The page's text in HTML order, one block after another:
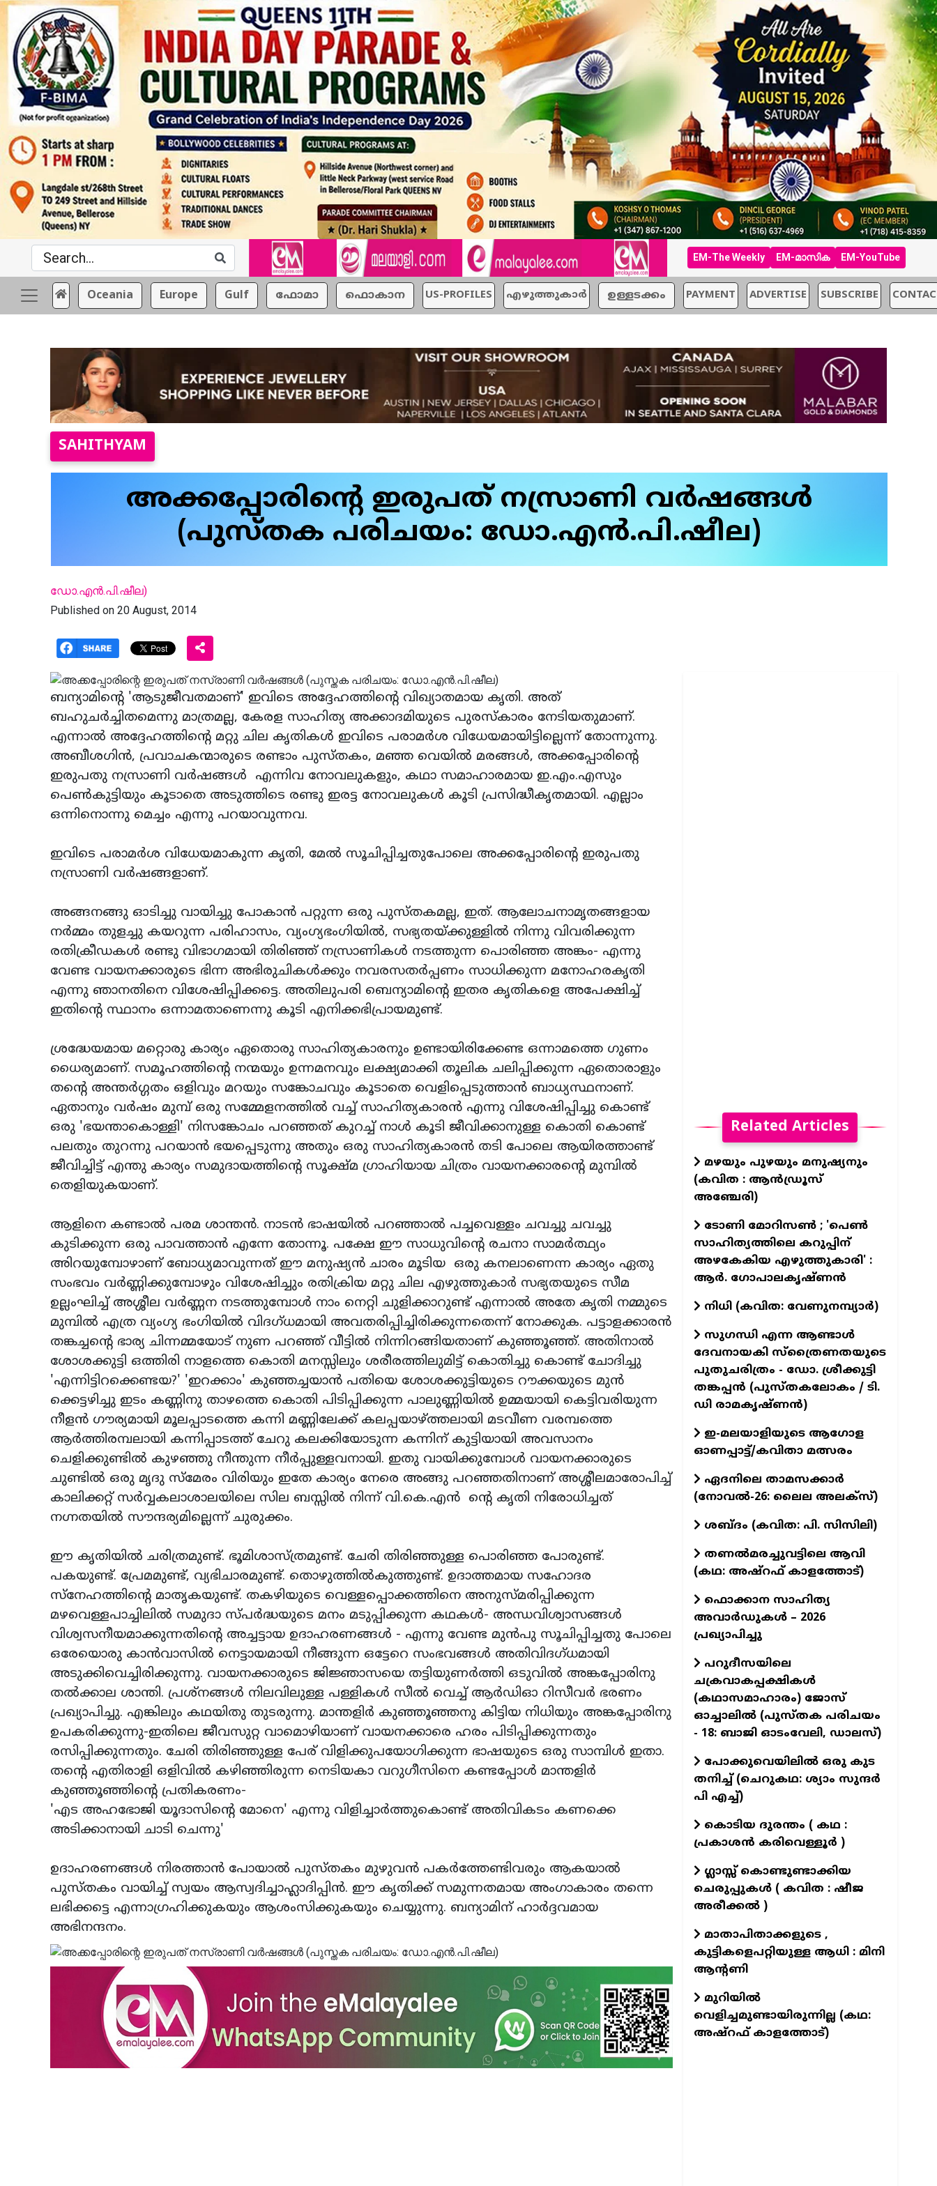
EM-The Weekly EM-മാസിക EM-YouTube
Oceania Europe Gulf ഫോമാ ഫൊകാന US-PROFILES എഴുത്തുകാര്‍ ഉള്ളടക്കം PAYMENT ADVERTISE SUBSCRIBE
SAHITHYAM
അക്കപ്പോരിന്റെ ഇരുപത് നസ്രാണി വര്‍ഷങ്ങള്‍
(പുസ്തക പരിചയം: ഡോ.എന്‍.പി.ഷീല)
ഡോ.എന്‍.പി.ഷീല)
Published on 20 August, 2014
ബന്യാമിന്റെ 'ആടുജീവതമാണ്' ഇവിടെ അദ്ദേഹത്തിന്റെ വിഖ്യാതമായ കൃതി. അത്
ബഹുചര്‍ച്ചിതമെന്നു മാത്രമല്ല, കേരള സാഹിത്യ അക്കാദമിയുടെ പുരസ്‌കാരം നേടിയതുമാണ്.
എന്നാല്‍ അദ്ദേഹത്തിന്റെ മറ്റു ചില കൃതികള്‍ ഇവിടെ പരാമര്‍ശ വിധേയമായിട്ടില്ലെന്ന് തോന്നുന്നു.
അബീശഗിന്‍, പ്രവാചകന്മാരുടെ രണ്ടാം പുസ്തകം, മഞ്ഞ വെയില്‍ മരങ്ങള്‍, അക്കപ്പോരിന്റെ
ഇരുപതു നസ്രാണി വര്‍ഷങ്ങള്‍ എന്നിവ നോവലുകളും, കഥാ സമാഹാരമായ ഇ.എം.എസും
പെണ്‍കുട്ടിയും കൂടാതെ അടുത്തിടെ രണ്ടു ഇരട്ട നോവലുകള്‍ കൂടി പ്രസിദ്ധീകൃതമായി. എല്ലാം
ഒന്നിനൊന്നു മെച്ചം എന്നു പറയാവുന്നവ.
ഇവിടെ പരാമര്‍ശ വിധേയമാകുന്ന കൃതി, മേല്‍ സൂചിപ്പിച്ചതുപോലെ അക്കപ്പോരിന്റെ ഇരുപതു
നസ്രാണി വര്‍ഷങ്ങളാണ്.
അങ്ങനങ്ങു ഓടിച്ചു വായിച്ചു പോകാന്‍ പറ്റുന്ന ഒരു പുസ്തകമല്ല, ഇത്. ആലോചനാമൃതങ്ങളായ
നര്‍മ്മം തുളച്ചു കയറുന്ന പരിഹാസം, വ്യംഗ്യഭംഗിയില്‍, സഭ്യതയ്ക്കുള്ളില്‍ നിന്നു വിവരിക്കുന്ന
രതിക്രീഡകള്‍ രണ്ടു വിഭാഗമായി തിരിഞ്ഞ് നസ്രാണികള്‍ നടത്തുന്ന പൊരിഞ്ഞ അങ്കം- എന്നു
വേണ്ട വായനക്കാരുടെ ഭിന്ന അഭിരുചികള്‍ക്കും നവരസതര്‍പ്പണം സാധിക്കുന്ന മനോഹരകൃതി
എന്നു ഞാനതിനെ വിശേഷിപ്പിക്കട്ടെ. അതിലുപരി ബെന്യാമിന്റെ ഇതര കൃതികളെ അപേക്ഷിച്ച്
ഇതിന്റെ സ്ഥാനം ഒന്നാമതാണെന്നു കൂടി എനിക്കഭിപ്രായമുണ്ട്.
ശ്രദ്ധേയമായ മറ്റൊരു കാര്യം ഏതൊരു സാഹിത്യകാരനും ഉണ്ടായിരിക്കേണ്ട ഒന്നാമത്തെ ഗുണം
ധൈര്യമാണ്. സമൂഹത്തിന്റെ നന്മയും ഉന്നമനവും ലക്ഷ്യമാക്കി തൂലിക ചലിപ്പിക്കുന്ന ഏതൊരാളും
തന്റെ അന്തര്‍ഗ്ഗതം ഒളിവും മറയും സങ്കോചവും കൂടാതെ വെളിപ്പെടുത്താന്‍ ബാധ്യസ്ഥനാണ്.
ഏതാനും വര്‍ഷം മുമ്പ് ഒരു സമ്മേളനത്തില്‍ വച്ച് സാഹിത്യകാരന്‍ എന്നു വിശേഷിപ്പിച്ചു കൊണ്ട്
ഒരു 'ഭയന്താകൊള്ളി' നിസങ്കോചം പറഞ്ഞത് കുറച്ച് നാള്‍ കൂടി ജീവിക്കാനുള്ള കൊതി കൊണ്ട്
പലതും തുറന്നു പറയാന്‍ ഭയപ്പെടുന്നു അതും ഒരു സാഹിത്യകാരന്‍ തടി പോലെ ആയിരത്താണ്ട്
ജീവിച്ചിട്ട് എന്തു കാര്യം സമുദായത്തിന്റെ സൂക്ഷ്മ ഗ്രാഹിയായ ചിത്രം വായനക്കാരന്റെ മുമ്പില്‍
തെളിയുകയാണ്.
ആളിനെ കണ്ടാല്‍ പരമ ശാന്തന്‍. നാടന്‍ ഭാഷയില്‍ പറഞ്ഞാല്‍ പച്ചവെള്ളം ചവച്ചു ചവച്ചു
കുടിക്കുന്ന ഒരു പാവത്താന്‍ എന്നേ തോന്നൂ. പക്ഷേ ഈ സാധുവിന്റെ രചനാ സാമര്‍ത്ഥ്യം
അിറയുമ്പോഴാണ് ബോധ്യമാവുന്നത് ഈ മനുഷ്യന്‍ ചാരം മൂടിയ ഒരു കനലാണെന്ന കാര്യം ഏതു
സംഭവം വര്‍ണ്ണിക്കുമ്പോഴും വിശേഷിച്ചും രതിക്രിയ മറ്റു ചില എഴുത്തുകാര്‍ സഭ്യതയുടെ സീമ
ഉല്ലംഘിച്ച് അശ്ശീല വര്‍ണ്ണന നടത്തുമ്പോള്‍ നാം നെറ്റി ചുളിക്കാറുണ്ട് എന്നാല്‍ അതേ കൃതി നമ്മുടെ
മുമ്പില്‍ എത്ര വ്യംഗ്യ ഭംഗിയില്‍ വിദഗ്ധമായി അവതരിപ്പിച്ചിരിക്കുന്നതെന്ന് നോക്കുക. പട്ടാളക്കാരന്‍
തങ്കച്ചന്റെ ഭാര്യ ചിന്നമ്മയോട് നുണ പറഞ്ഞ് വീട്ടില്‍ നിന്നിറങ്ങിയതാണ് കുഞ്ഞൂഞ്ഞ്. അതിനാല്‍
ശോശക്കുട്ടി ഒത്തിരി നാളത്തെ കൊതി മനസ്സിലും ശരീരത്തിലുമിട്ട് കൊതിച്ചു കൊണ്ട് ചോദിച്ചു
'എന്നിട്ടിറക്കെണ്ടയ?' 'ഇറക്കാം' കുഞ്ഞച്ചയാന്‍ പതിയെ ശോശക്കുട്ടിയുടെ റൗക്കയുടെ മുന്‍
ക്കെട്ടഴിച്ചു ഇടം കണ്ണിനു താഴത്തെ കൊതി പിടിപ്പിക്കുന്ന പാലുണ്ണിയില്‍ ഉമ്മയായി കെട്ടിവരിയുന്ന
നീളന്‍ ഗൗര്യമായി മൂലപ്പാടത്തെ കന്നി മണ്ണിലേക്ക് കലപ്പയാഴ്ത്തലായി മടവീണ വരമ്പത്തെ
ആര്‍ത്തിരമ്പലായി കന്നിപ്പാടത്ത് ചേറു കലക്കിയോടുന്ന കന്നിന് കുട്ടിയായി അവസാനം
ചെളിക്കുണ്ടില്‍ കുഴഞ്ഞു നീന്തുന്ന നീര്‍പ്പുള്ളവനായി. ഇതു വായിക്കുമ്പോള്‍ വായനക്കാരുടെ
ചുണ്ടില്‍ ഒരു മൃദു സ്‌മേരം വിരിയും ഇതേ കാര്യം നേരെ അങ്ങു പറഞ്ഞതിനാണ് അശ്ശീലമാരോപിച്ച്
കാലിക്കറ്റ് സര്‍വ്വകലാശാലയിലെ സില ബസ്സില്‍ നിന്ന് വി.കെ.എന്‍ ന്റെ കൃതി നിരോധിച്ചത്
നഗ്നതയില്‍ സൗന്ദര്യമില്ലെന്ന് ചുരുക്കം.
ഈ കൃതിയില്‍ ചരിത്രമുണ്ട്. ഭൂമിശാസ്ത്രമുണ്ട്. ചേരി തിരിഞ്ഞുള്ള പൊരിഞ്ഞ പോരുണ്ട്.
പകയുണ്ട്. പ്രേമമുണ്ട്, വ്യഭിചാരമുണ്ട്. തൊഴുത്തില്‍കുത്തുണ്ട്. ഉദാത്തമായ സഹോദര
സ്‌നേഹത്തിന്റെ മാതൃകയുണ്ട്. തകഴിയുടെ വെള്ളപ്പൊക്കത്തിനെ അനുസ്മരിപ്പിക്കുന്ന
മഴവെള്ളപാച്ചിലില്‍ സമുദാ സ്പര്‍ദ്ധയുടെ മനം മടുപ്പിക്കുന്ന കഥകള്‍- അന്ധവിശ്വാസങ്ങള്‍
വിശ്വസനീയമാക്കുന്നതിന്റെ അച്ചട്ടായ ഉദാഹരണങ്ങള്‍ - എന്നു വേണ്ട മുന്‍പു സൂചിപ്പിച്ചതു പോലെ
ഒരേയൊരു കാന്‍വാസില്‍ നെട്ടായമായി നീങ്ങുന്ന ഒട്ടേറെ സംഭവങ്ങള്‍ അതിവിദഗ്ധമായി
അടുക്കിവെച്ചിരിക്കുന്നു. വായനക്കാരുടെ ജിജ്ഞാസയെ തട്ടിയുണര്‍ത്തി ഒടുവില്‍ അങ്കപ്പോരിനു
തല്‍ക്കാല ശാന്തി. പ്രശ്‌നങ്ങള്‍ നിലവിലുള്ള പള്ളികള്‍ സീല്‍ വെച്ച് ആര്‍ഡിഓ റിസീവര്‍ ഭരണം
പ്രഖ്യാപിച്ചു. എങ്കിലും കഥയിതു തുടരുന്നു. മാന്തളിര്‍ കുഞ്ഞൂഞ്ഞനു കിട്ടിയ നിധിയും അങ്കപ്പോരിനു
ഉപകരിക്കുന്നു-ഇതിലെ ജീവസുറ്റ വാമൊഴിയാണ് വായനക്കാരെ ഹരം പിടിപ്പിക്കുന്നതും
രസിപ്പിക്കുന്നതും. ചേരി തിരിഞ്ഞുള്ള പേര് വിളിക്കുപയോഗിക്കുന്ന ഭാഷയുടെ ഒരു സാമ്പിള്‍ ഇതാ.
തന്റെ എതിരാളി ഒളിവില്‍ കഴിഞ്ഞിരുന്ന നെടിയകാ വറുഗീസിനെ കണ്ടപ്പോള്‍ മാന്തളിര്‍
കുഞ്ഞൂഞ്ഞിന്റെ പ്രതികരണം-
'എട അഹഭോജി യൂദാസിന്റെ മോനെ' എന്നു വിളിച്ചാര്‍ത്തുകൊണ്ട് അതിവികടം കണക്കെ
അടിക്കാനായി ചാടി ചെന്നു'
ഉദാഹരണങ്ങള്‍ നിരത്താന്‍ പോയാല്‍ പുസ്തകം മുഴുവന്‍ പകര്‍ത്തേണ്ടിവരും ആകയാല്‍
പുസ്തകം വായിച്ച് സ്വയം ആസ്വദിച്ചാഹ്ലാദിപ്പിന്‍. ഈ കൃതിക്ക് സമുന്നതമായ അംഗാകാരം തന്നെ
ലഭിക്കട്ടെ എന്നാഗ്രഹിക്കുകയും ആശംസിക്കുകയും ചെയ്യുന്നു. ബന്യാമിന് ഹാര്‍ദ്ദവമായ
അഭിനന്ദനം.
Related Articles
മഴയും പുഴയും മനുഷ്യനും
(കവിത : ആൻഡ്രൂസ്
അഞ്ചേരി)
ടോണി മോറിസൺ ; 'പെൺ
സാഹിത്യത്തിലെ കറുപ്പിന്
അഴകേകിയ എഴുത്തുകാരി' :
ആർ. ഗോപാലകൃഷ്ണൻ
നിധി (കവിത: വേണുനമ്പ്യാർ)
സുഗന്ധി എന്ന ആണ്ടാള്‍
ദേവനായകി സ്ത്രൈണതയുടെ
പുതുചരിത്രം - ഡോ. ശ്രീക്കുട്ടി
തങ്കപ്പന്‍ (പുസ്തകലോകം / ടി.
ഡി രാമകൃഷ്ണന്‍)
ഇ-മലയാളിയുടെ ആഗോള
ഓണപ്പാട്ട്/കവിതാ മത്സരം
ഏദനിലെ താമസക്കാർ
(നോവല്‍-26: ലൈല അലക്‌സ്)
ശബ്ദം (കവിത: പി. സിസിലി)
തണൽമരച്ചുവട്ടിലെ ആവി
(കഥ: അഷ്‌റഫ് കാളത്തോട്)
ഫൊക്കാന സാഹിത്യ
അവാർഡുകൾ – 2026
പ്രഖ്യാപിച്ചു
പറുദീസയിലെ
ചക്രവാകപ്പക്ഷികൾ
(കഥാസമാഹാരം) ജോസ്
ഓച്ചാലിൽ (പുസ്തക പരിചയം
- 18: ബാജി ഓടംവേലി, ഡാലസ്)
പോക്കുവെയിലിൽ ഒരു കുട
തനിച്ച് (ചെറുകഥ: ശ്യാം സുന്ദര്‍
പി എച്ച്)
കൊടിയ ദുരന്തം ( കഥ :
പ്രകാശൻ കരിവെള്ളൂർ )
ഗ്ലാസ്സ് കൊണ്ടുണ്ടാക്കിയ
ചെരുപ്പുകൾ ( കവിത : ഷീജ
അരീക്കൽ )
മാതാപിതാക്കളുടെ ,
കുട്ടികളെപറ്റിയുള്ള ആധി : മിനി
ആന്റണി
മുറിയിൽ
വെളിച്ചമുണ്ടായിരുന്നില്ല (കഥ:
അഷ്റഫ് കാളത്തോട്)